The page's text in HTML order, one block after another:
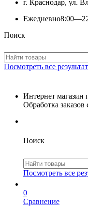
г. Краснодар, ул.
Ежедневно
Поиск
Посмотреть все
Интернет магазин
Обработка
Поиск
Посмотреть все
0
Сравнение